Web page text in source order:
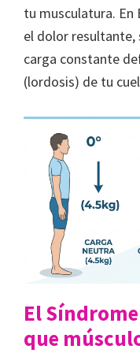
tu musculatura. En
el dolor resultante,
carga constante
(lordosis) de tu
El
que